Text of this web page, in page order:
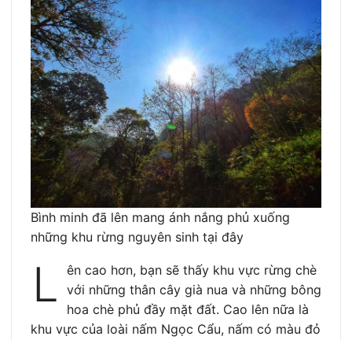
Bình minh đã lên mang ánh nắng phủ xuống
những khu rừng nguyên sinh tại đây
L
ên cao hơn, bạn sẽ thấy khu vực rừng chè
với những thân cây già nua và những bông
hoa chè phủ đầy mặt đất. Cao lên nữa là
khu vực của loài nấm Ngọc Cẩu, nấm có màu đỏ